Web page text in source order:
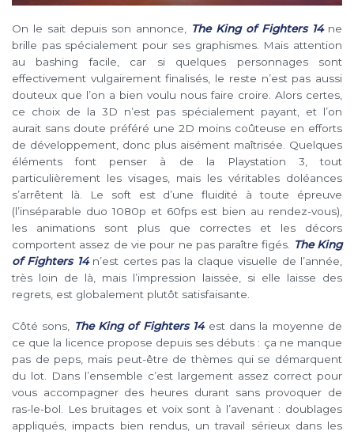
On le sait depuis son annonce, The King of Fighters 14ne
brille pas spécialement pour ses graphismes. Mais attention
au bashing facile, car si quelques personnages sont
effectivement vulgairement finalisés, le reste n’est pas aussi
douteux que l’on a bien voulu nous faire croire. Alors certes,
ce choix de la 3D n’est pas spécialement payant, et l’on
aurait sans doute préféré une 2D moins coûteuse en efforts
de développement, donc plus aisément maîtrisée. Quelques
éléments font penser à de la Playstation 3, tout
particulièrement les visages, mais les véritables doléances
s’arrêtent là. Le soft est d’une fluidité à toute épreuve
(l’inséparable duo 1080p et 60fps est bien au rendez-vous),
les animations sont plus que correctes et les décors
comportent assez de vie pour ne pas paraître figés.
The King
of Fighters 14n’est certes pas la claque visuelle de l’année,
très loin de là, mais l’impression laissée, si elle laisse des
regrets, est globalement plutôt satisfaisante.
Côté sons, The King of Fighters 14est dans la moyenne de
ce que la licence propose depuis ses débuts : ça ne manque
pas de peps, mais peut-être de thèmes qui se démarquent
du lot. Dans l’ensemble c’est largement assez correct pour
vous accompagner des heures durant sans provoquer de
ras-le-bol. Les bruitages et voix sont à l’avenant : doublages
appliqués, impacts bien rendus, un travail sérieux dans les